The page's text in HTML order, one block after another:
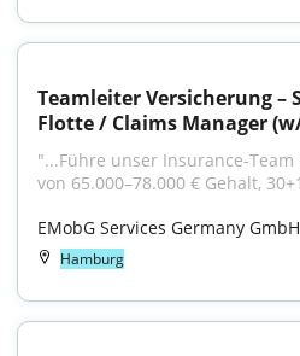
Teamleiter Versicherung –
Flotte / Claims Manager
"...Führe unser Insurance-Team
von 65.000–78.000 € Gehalt,
EMobG Services Germany GmbH
Hamburg